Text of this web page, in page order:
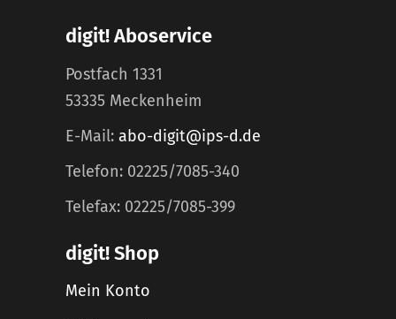
digit! Aboservice
Postfach 1331
53335 Meckenheim
E-Mail: abo-digit@ips-d.de
Telefon: 02225/7085-340
Telefax: 02225/7085-399
digit! Shop
Mein Konto